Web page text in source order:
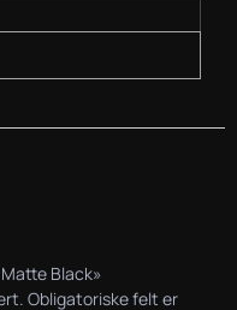
Black»
Obligatoriske felt er